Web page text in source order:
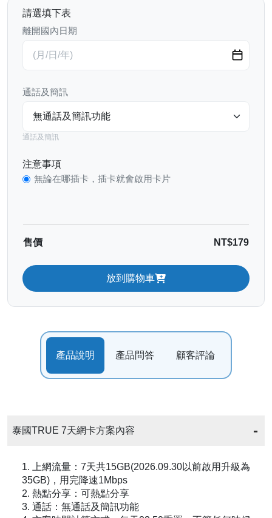
請選填下表
離開國內日期
通話及簡訊
通話及簡訊
注意事項
無論在哪插卡，插卡就會啟用卡片
售價 NT$179
放到購物車
產品說明 產品問答 顧客評論
泰國TRUE 7天網卡方案內容
1. 上網流量：7天共15GB(2026.09.30以前啟用升級為
35GB)，用完降速1Mbps
2. 熱點分享：可熱點分享
3. 通話：無通話及簡訊功能